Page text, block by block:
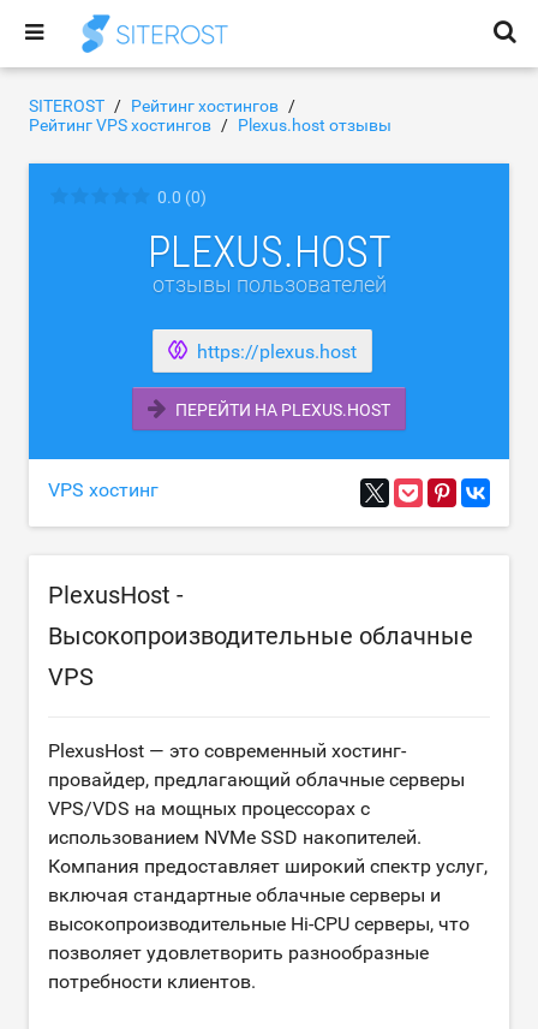
SITEROST
Рейтинг хостингов
Рейтинг VPS хостингов
Plexus.host отзывы
0.0 (0)
PLEXUS.HOST
отзывы пользователей
https://plexus.host
ПЕРЕЙТИ НА PLEXUS.HOST
VPS хостинг
PlexusHost -
Высокопроизводительные облачные
VPS
PlexusHost — это современный хостинг-
провайдер, предлагающий облачные серверы
VPS/VDS на мощных процессорах с
использованием NVMe SSD накопителей.
Компания предоставляет широкий спектр услуг,
включая стандартные облачные серверы и
высокопроизводительные Hi-CPU серверы, что
позволяет удовлетворить разнообразные
потребности клиентов.